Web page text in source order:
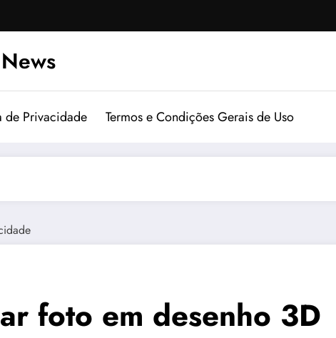
de Privacidade Termos e Condições Gerais de Uso
foto em desenho 3D